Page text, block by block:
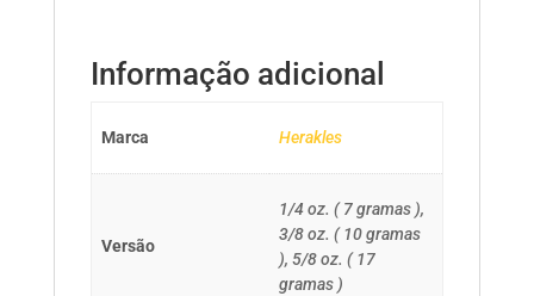
Informação adicional
Marca Herakles
Versão
1/4 oz. ( 7 gramas ),
3/8 oz. ( 10 gramas
), 5/8 oz. ( 17
gramas )